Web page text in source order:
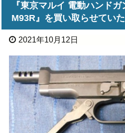
『東京マルイ 電動ハンド
M93R』を買い取らせていた
2021年10月12日